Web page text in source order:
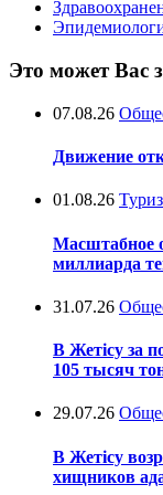
Это может Вас
07.08.26
Движение
01.08.26
Масштабное
миллиарда
31.07.26
В Жетісу за
105 тысяч
29.07.26
В Жетісу
хищников